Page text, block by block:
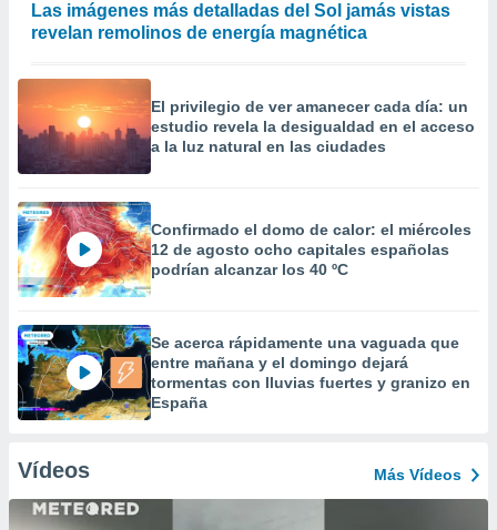
Las imágenes más detalladas del Sol jamás vistas
revelan remolinos de energía magnética
El privilegio de ver amanecer cada día: un
estudio revela la desigualdad en el acceso
a la luz natural en las ciudades
Confirmado el domo de calor: el miércoles
12 de agosto ocho capitales españolas
podrían alcanzar los 40 ºC
Se acerca rápidamente una vaguada que
entre mañana y el domingo dejará
tormentas con lluvias fuertes y granizo en
España
Vídeos Más Vídeos